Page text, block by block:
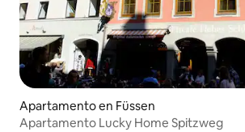
Apartamento en Füssen
Apartamento Lucky Home Spitzweg